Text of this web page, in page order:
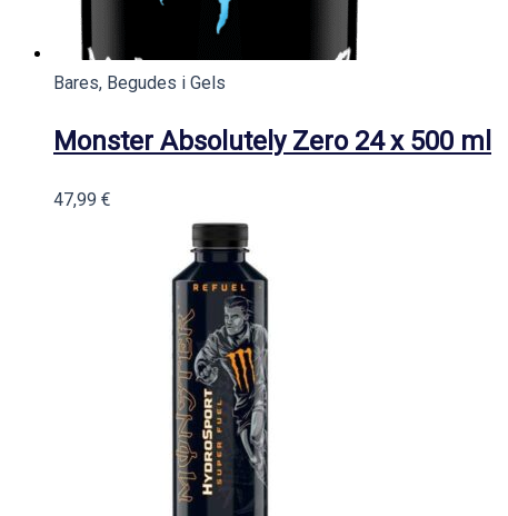
Bares, Begudes i Gels
Monster Absolutely Zero 24 x 500 ml
47,99 €